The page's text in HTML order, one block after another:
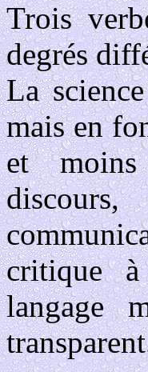
Trois
degrés
La
mais en
et moins
critique à
langage